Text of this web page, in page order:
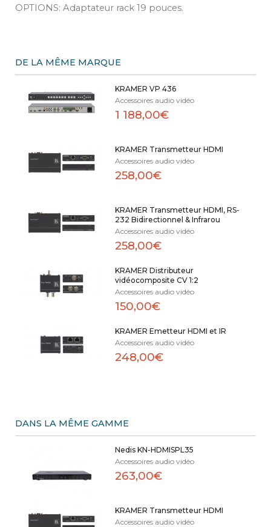
OPTIONS: Adaptateur rack 19 pouces.
DE LA MÊME MARQUE
KRAMER VP 436
Accessoires audio vidéo
1 188,00€
KRAMER Transmetteur HDMI
Accessoires audio vidéo
258,00€
KRAMER Transmetteur HDMI, RS-
232 Bidirectionnel & Infrarou
Accessoires audio vidéo
258,00€
KRAMER Distributeur
vidéocomposite CV 1:2
Accessoires audio vidéo
150,00€
KRAMER Emetteur HDMI et IR
Accessoires audio vidéo
248,00€
DANS LA MÊME GAMME
Nedis KN-HDMISPL35
Accessoires audio vidéo
263,00€
KRAMER Transmetteur HDMI
Accessoires audio vidéo